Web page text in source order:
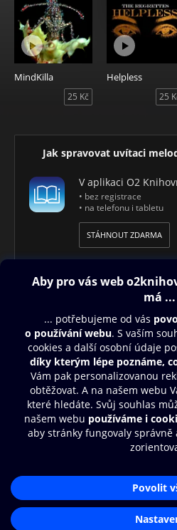
MindKilla
25 Kč
Helpless
25
Jak spravovat uvítaci
V aplikaci O2
• bez registrace
• na telefonu i tabletu
STÁHNOUT ZDARMA
Obsah ke stažení
Moje O2 Knihovna
Další zábava
© O2 Czech Republic a.s.
Zásady zpracování osobních
Čti a